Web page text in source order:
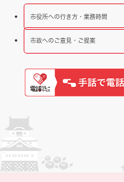
市役所への行き方・業務時間
市政へのご意見・ご提案